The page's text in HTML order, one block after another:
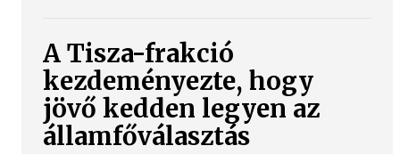
A Tisza-frakció
kezdeményezte, hogy
jövő kedden legyen az
államfőválasztás